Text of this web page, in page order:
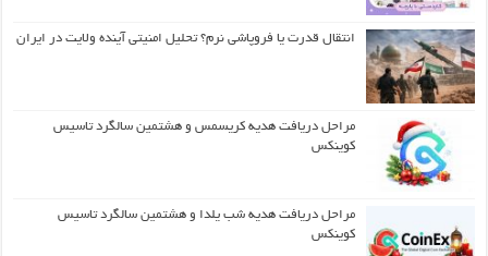
انتقال قدرت یا فروپاشی نرم؟ تحلیل امنیتی آینده ولایت در ایران
مراحل دریافت هدیه کریسمس و هشتمین سالگرد تاسیس
کوینکس
مراحل دریافت هدیه شب یلدا و هشتمین سالگرد تاسیس
کوینکس